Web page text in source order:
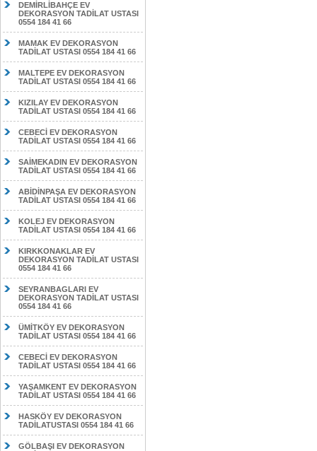
DEMİRLİBAHÇE EV
DEKORASYON TADİLAT USTASI
0554 184 41 66
MAMAK EV DEKORASYON
TADİLAT USTASI 0554 184 41 66
MALTEPE EV DEKORASYON
TADİLAT USTASI 0554 184 41 66
KIZILAY EV DEKORASYON
TADİLAT USTASI 0554 184 41 66
CEBECİ EV DEKORASYON
TADİLAT USTASI 0554 184 41 66
SAİMEKADIN EV DEKORASYON
TADİLAT USTASI 0554 184 41 66
ABİDİNPAŞA EV DEKORASYON
TADİLAT USTASI 0554 184 41 66
KOLEJ EV DEKORASYON
TADİLAT USTASI 0554 184 41 66
KIRKKONAKLAR EV
DEKORASYON TADİLAT USTASI
0554 184 41 66
SEYRANBAGLARI EV
DEKORASYON TADİLAT USTASI
0554 184 41 66
ÜMİTKÖY EV DEKORASYON
TADİLAT USTASI 0554 184 41 66
CEBECİ EV DEKORASYON
TADİLAT USTASI 0554 184 41 66
YAŞAMKENT EV DEKORASYON
TADİLAT USTASI 0554 184 41 66
HASKÖY EV DEKORASYON
TADİLATUSTASI 0554 184 41 66
GÖLBAŞI EV DEKORASYON